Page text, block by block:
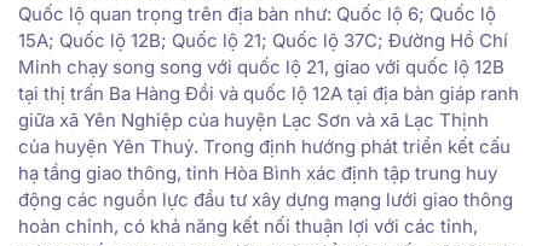
Quốc lộ quan trọng trên địa bàn như: Quốc lộ 6; Quốc lộ
15A; Quốc lộ 12B; Quốc lộ 21; Quốc lộ 37C; Đường Hồ Chí
Minh chạy song song với quốc lộ 21, giao với quốc lộ 12B
tại thị trấn Ba Hàng Đồi và quốc lộ 12A tại địa bàn giáp ranh
giữa xã Yên Nghiệp của huyện Lạc Sơn và xã Lạc Thịnh
của huyện Yên Thuỷ. Trong định hướng phát triển kết cấu
hạ tầng giao thông, tỉnh Hòa Bình xác định tập trung huy
động các nguồn lực đầu tư xây dựng mạng lưới giao thông
hoàn chỉnh, có khả năng kết nối thuận lợi với các tỉnh,